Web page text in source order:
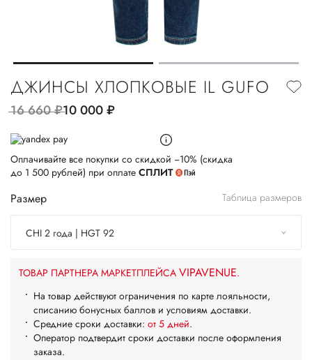
ДЖИНСЫ ХЛОПКОВЫЕ IL GUFO
16 660руб.10 000руб.
Оплачивайте все покупки со скидкой −10% (скидка
до 1 500 рублей) при оплате СПЛИТ
Размер Таблица размеров
CHI 2 года | HGT 92
ТОВАР ПАРТНЕРА МАРКЕТПЛЕЙСА VIPAVENUE.
На товар действуют ограничения по карте лояльности,
списанию бонусных баллов и условиям доставки.
Средние сроки доставки: от 5 дней.
Оператор подтвердит сроки доставки после оформления
заказа.